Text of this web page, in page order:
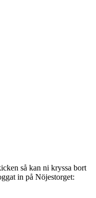
så kan ni kryssa bort
in på Nöjestorget: